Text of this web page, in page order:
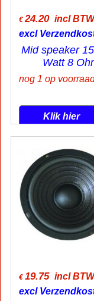
€ 24.20 incl
excl
Mid speaker
Watt 8
nog 1 op
Klik hier
€ 19.75 incl
excl